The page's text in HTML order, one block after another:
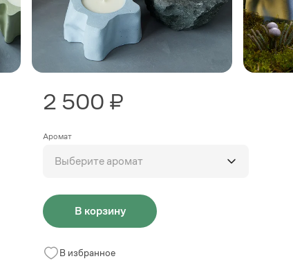
2 500 ₽
Аромат
Выберите аромат
В корзину
В избранное